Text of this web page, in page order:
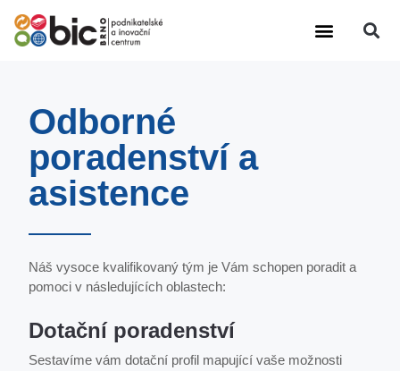
Odborné
poradenství a
asistence
Náš vysoce kvalifikovaný tým je Vám schopen poradit a
pomoci v následujících oblastech:
Dotační poradenství
Sestavíme vám dotační profil mapující vaše možnosti